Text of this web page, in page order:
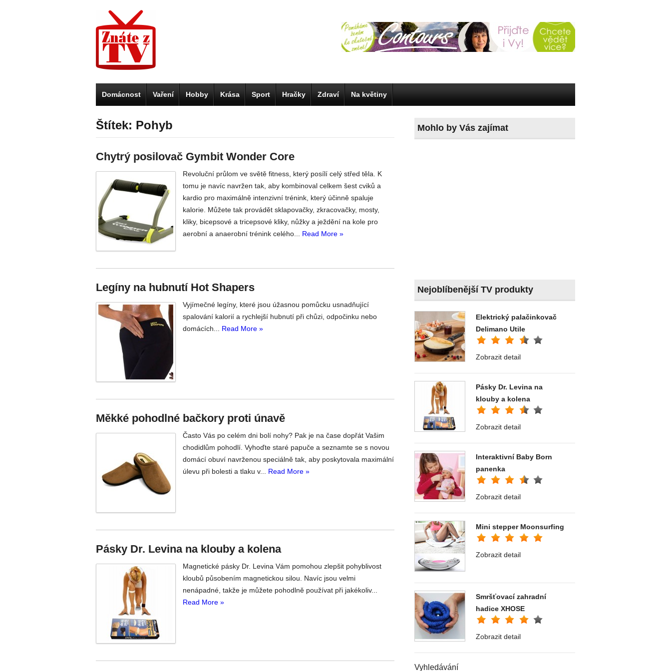
Domácnost Vaření Hobby Krása Sport Hračky Zdraví Na květiny
Štítek: Pohyb
Chytrý posilovač Gymbit Wonder Core
Revoluční průlom ve světě fitness, který posílí celý střed těla. K
tomu je navíc navržen tak, aby kombinoval celkem šest cviků a
kardio pro maximálně intenzivní trénink, který účinně spaluje
kalorie. Můžete tak provádět sklapovačky, zkracovačky, mosty,
kliky, bicepsové a tricepsové kliky, nůžky a ježdění na kole pro
aerobní a anaerobní trénink celého... Read More »
Legíny na hubnutí Hot Shapers
Vyjímečné legíny, které jsou úžasnou pomůcku usnadňující
spalování kalorií a rychlejší hubnutí při chůzi, odpočinku nebo
domácích... Read More »
Měkké pohodlné bačkory proti únavě
Často Vás po celém dni bolí nohy? Pak je na čase dopřát Vašim
chodidlům pohodlí. Vyhoďte staré papuče a seznamte se s novou
domácí obuví navrženou speciálně tak, aby poskytovala maximální
úlevu při bolesti a tlaku v... Read More »
Pásky Dr. Levina na klouby a kolena
Magnetické pásky Dr. Levina Vám pomohou zlepšit pohyblivost
kloubů působením magnetickou silou. Navíc jsou velmi
nenápadné, takže je můžete pohodlně používat při jakékoliv...
Read More »
Mohlo by Vás zajímat
Nejoblíbenější TV produkty
Elektrický palačinkovač
Delimano Utile
Zobrazit detail
Pásky Dr. Levina na
klouby a kolena
Zobrazit detail
Interaktivní Baby Born
panenka
Zobrazit detail
Mini stepper Moonsurfing
Zobrazit detail
Smršťovací zahradní
hadice XHOSE
Zobrazit detail
Vyhledávání